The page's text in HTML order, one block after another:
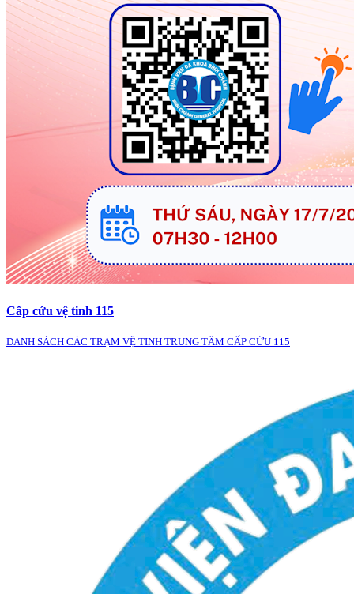
Cấp cứu vệ tinh 115
DANH SÁCH CÁC TRẠM VỆ TINH TRUNG TÂM CẤP CỨU 115